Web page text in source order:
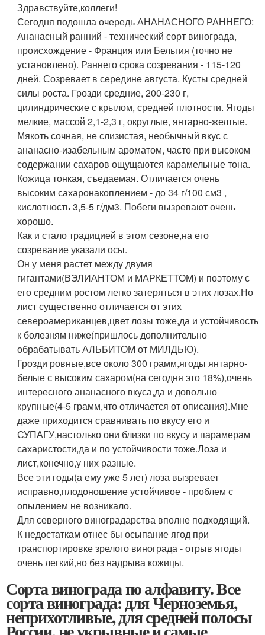
Здравствуйте,коллеги!
Сегодня подошла очередь АНАНАСНОГО РАННЕГО:
Ананасный ранний - технический сорт винограда,
происхождение - Франция или Бельгия (точно не
установлено). Раннего срока созревания - 115-120
дней. Созревает в середине августа. Кусты средней
силы роста. Грозди средние, 200-230 г,
цилиндрические с крылом, средней плотности. Ягоды
мелкие, массой 2,1-2,3 г, округлые, янтарно-желтые.
Мякоть сочная, не слизистая, необычный вкус с
ананасно-изабельным ароматом, часто при высоком
содержании сахаров ощущаются карамельные тона.
Кожица тонкая, съедаемая. Отличается очень
высоким сахаронакоплением - до 34 г/100 см3 ,
кислотность 3,5-5 г/дм3. Побеги вызревают очень
хорошо.
Как и стало традицией в этом сезоне,на его
созревание указали осы.
Он у меня растет между двумя
гигантами(ВЭЛИАНТОМ и МАРКЕТТОМ) и поэтому с
его средним ростом легко затеряться в этих лозах.Но
лист существенно отличается от этих
североамериканцев,цвет лозы тоже,да и устойчивость
к болезням ниже(пришлось дополнительно
обрабатывать АЛЬБИТОМ от МИЛДЬЮ).
Грозди ровные,все около 300 грамм,ягоды янтарно-
белые с высоким сахаром(на сегодня это 18%),очень
интересного ананасного вкуса,да и довольно
крупные(4-5 грамм,что отличается от описания).Мне
даже приходится сравнивать по вкусу его и
СУПАГУ,настолько они близки по вкусу и парамерам
сахаристости,да и по устойчивости тоже.Лоза и
лист,конечно,у них разные.
Все эти годы(а ему уже 5 лет) лоза вызревает
исправно,плодоношение устойчивое - проблем с
опылением не возникало.
Для северного виноградарства вполне подходящий.
К недостаткам отнес бы осыпание ягод при
транспортировке зрелого винограда - отрыв ягоды
очень легкий,но без надрыва кожицы.
Сорта винограда по алфавиту. Все
сорта винограда: для Черноземья,
неприхотливые, для средней полосы